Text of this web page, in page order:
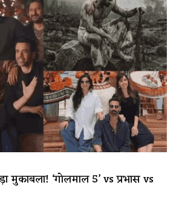
‘गोलमाल 5’ vs प्रभास vs